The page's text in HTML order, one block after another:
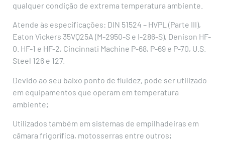
qualquer condição de extrema temperatura ambiente.
Atende às especificações: DIN 51524 – HVPL (Parte III),
Eaton Vickers 35VQ25A (M-2950-S e I-286-S), Denison HF-
0. HF-1 e HF-2, Cincinnati Machine P-68, P-69 e P-70, U.S.
Steel 126 e 127.
Devido ao seu baixo ponto de fluidez, pode ser utilizado
em equipamentos que operam em temperatura
ambiente;
Utilizados também em sistemas de empilhadeiras em
câmara frigorífica, motosserras entre outros;